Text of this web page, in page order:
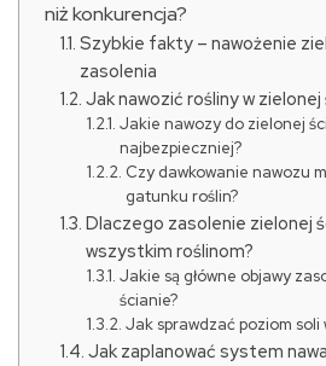
niż konkurencja?
Szybkie fakty – nawożenie
zasolenia
Jak nawozić rośliny w
Jakie nawozy do zielonej
najbezpieczniej?
Czy dawkowanie nawozu
gatunku roślin?
Dlaczego zasolenie zielonej
wszystkim roślinom?
Jakie są główne objawy
ścianie?
Jak sprawdzać poziom soli
Jak zaplanować system